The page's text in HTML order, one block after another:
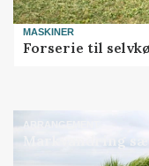
MASKINER
Forserie til
ARRANGEMENT
Markvandring